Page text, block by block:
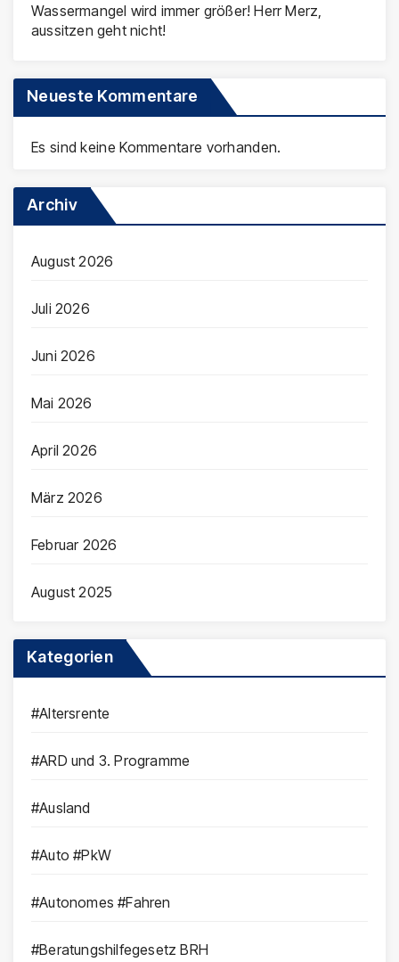
Wassermangel wird immer größer! Herr Merz,
aussitzen geht nicht!
Neueste Kommentare
Es sind keine Kommentare vorhanden.
Archiv
August 2026
Juli 2026
Juni 2026
Mai 2026
April 2026
März 2026
Februar 2026
August 2025
Kategorien
#Altersrente
#ARD und 3. Programme
#Ausland
#Auto #PkW
#Autonomes #Fahren
#Beratungshilfegesetz BRH